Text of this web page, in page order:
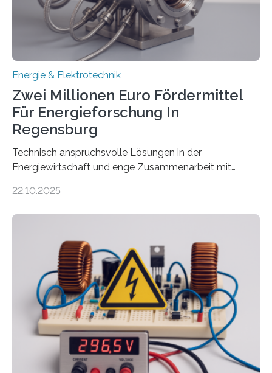
eingespeist werden. Nach dem Erneuerbare-Energien-
Gesetz (EEG) sind Netzbetreiber…
Energie & Elektrotechnik
Zwei Millionen Euro Fördermittel
Für Energieforschung In
Regensburg
Technisch anspruchsvolle Lösungen in der
Energiewirtschaft und enge Zusammenarbeit mit
neuen EU-geförderten Transfer-Projekte zu
Energietechnologien werden vom Europäischen
Sozialfonds Plus (ESF+) gefördert – mit einer
Gesamtsumme von mehr als zwei Millionen Euro.
Damit zählt die Hochschule zu den großen
Gewinnerinnen der aktuellen Förderrunde des
Bayerischen Wissenschaftsministeriums. Im
Mittelpunkt steht der direkte Wissenstransfer: Neue
wissenschaftliche Erkenntnisse sollen rasch in die
22.10.2025